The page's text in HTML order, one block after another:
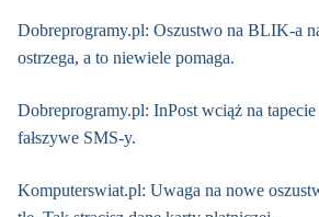
Dobreprogramy.pl: Oszustwo na BLIK-a
ostrzega, a to niewiele pomaga.
Dobreprogramy.pl: InPost wciąż na
fałszywe SMS-y.
Komputerswiat.pl: Uwaga na nowe